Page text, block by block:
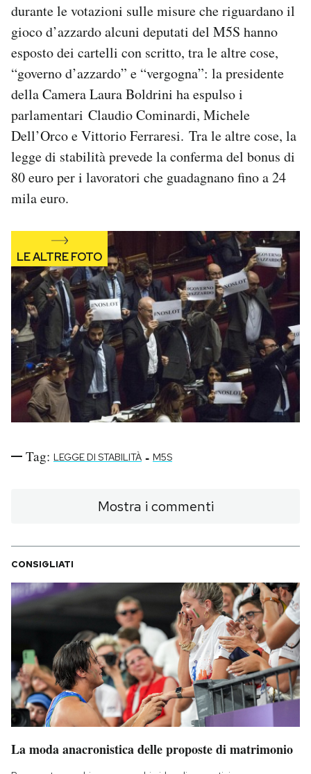
durante le votazioni sulle misure che riguardano il
gioco d’azzardo alcuni deputati del M5S hanno
esposto dei cartelli con scritto, tra le altre cose,
“governo d’azzardo” e “vergogna”: la presidente
della Camera Laura Boldrini ha espulso i
parlamentari Claudio Cominardi, Michele
Dell’Orco e Vittorio Ferraresi. Tra le altre cose, la
legge di stabilità prevede la conferma del bonus di
80 euro per i lavoratori che guadagnano fino a 24
mila euro.
Tag: LEGGE DI STABILITÀ - M5S
Mostra i commenti
CONSIGLIATI
La moda anacronistica delle proposte di matrimonio